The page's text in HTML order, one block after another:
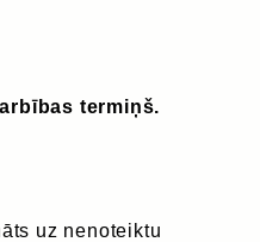
termiņš.
uz nenoteiktu